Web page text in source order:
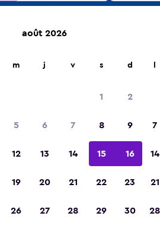
août 2026
m j v s d
1 2
5 6 7 8 9
12 13 14 15 16
19 20 21 22 23
26 27 28 29 30
7
14
21
28